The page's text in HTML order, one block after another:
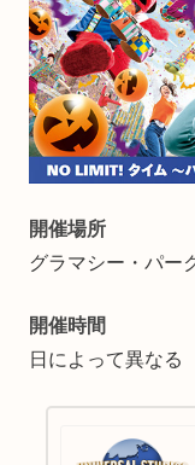
開催場所
グラマシー・パー
開催時間
日によって異なる